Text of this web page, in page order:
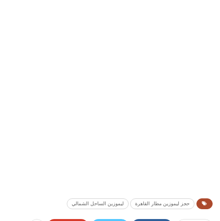
حجز ليموزين مطار القاهرة ليموزين الساحل الشمالي